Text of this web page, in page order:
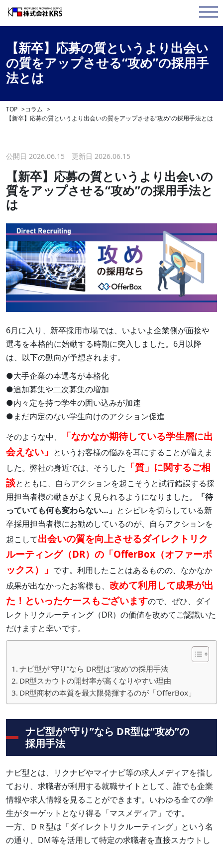
【新卒】応募の質というより出会い
の質をアップさせる“攻め”の採用手
法とは
TOP
コラム
【新卒】応募の質というより出会いの質をアップさせる“攻め”の採用手法とは
公開日 2026.06.15 更新日 2026.06.15
【新卒】応募の質というより出会いの
質をアップさせる“攻め”の採用手法と
は
6月に入り、新卒採用市場では、いよいよ企業側が面接や
選考を本格的に始動する時期に突入しました。6月以降
は、以下の動向が予想されます。
●大手企業の本選考が本格化
●追加募集や二次募集の増加
●内々定を持つ学生の囲い込みが加速
●まだ内定のない学生向けのアクション促進
そのような中、
「なかなか期待している学生層に出
会えない」 というお客様の悩みを耳にすることが増えま
した。弊社の身近では、そうした 「質」に関するご相
談とともに、自らアクションを起こそうと試行錯誤する採
用担当者様の動きがよく見られるようになりました。
「待
っていても何も変わらない…」 とシビレを切らしている新
卒採用担当者様にお勧めしているのが、自らアクションを
起こして出会いの質を向上させるダイレクトリク
ルーティング（DR）の「OfferBox（オファーボ
ックス）」 です。利用したことはあるものの、なかなか
成果が出なかったお客様も、 改めて利用して成果が出
た！といったケースもございますので、ぜひ、ダイ
レクトリクルーティング（DR）の価値を改めてご認識いた
だけますと幸いです。
ナビ型が“守り”なら DR型は“攻め”の採用手法
DR型スカウトの開封率が高くなりやすい理由
DR型商材の本質を最大限発揮するのが「OfferBox」
ナビ型が“守り”なら DR型は“攻め”の
採用手法
ナビ型とは、リクナビやマイナビ等の求人メディアを指し
ており、求職者が利用する就職サイトとして、誰でも企業
情報や求人情報を見ることができます。いわゆる全ての学
生がターゲットとなり得る「マスメディア」です。
一方、ＤＲ型は「ダイレクトリクルーティング」という名
の通り、DM等を活用して特定の求職者を直接スカウトし